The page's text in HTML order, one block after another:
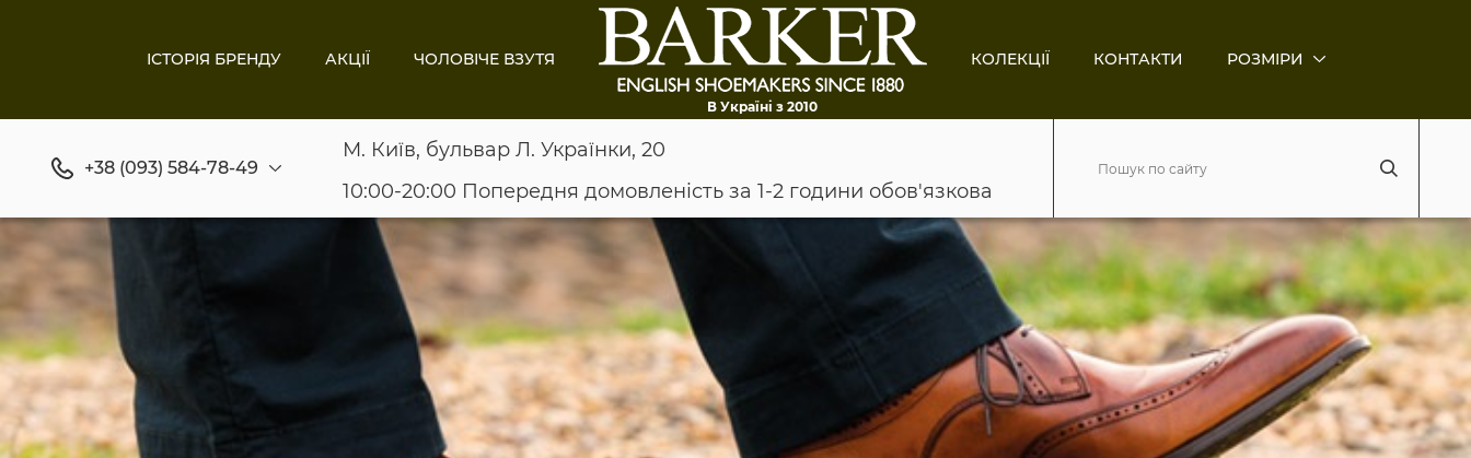
ІСТОРІЯ БРЕНДУ АКЦІЇ ЧОЛОВІЧЕ ВЗУТЯ
В Україні з 2010
КОЛЕКЦІЇ КОНТАКТИ РОЗМІРИ
+38 (093) 584-78-49
М. Київ, бульвар Л. Українки, 20
10:00-20:00 Попередня домовленість за 1-2 години обов'язкова